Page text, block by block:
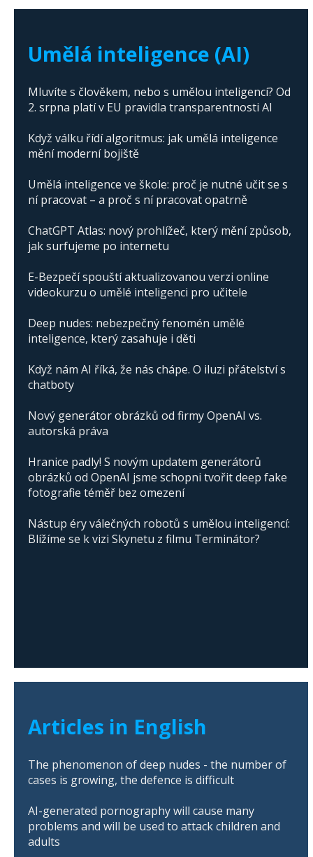
Umělá inteligence (AI)
Mluvíte s člověkem, nebo s umělou inteligencí? Od
2. srpna platí v EU pravidla transparentnosti AI
Když válku řídí algoritmus: jak umělá inteligence
mění moderní bojiště
Umělá inteligence ve škole: proč je nutné učit se s
ní pracovat – a proč s ní pracovat opatrně
ChatGPT Atlas: nový prohlížeč, který mění způsob,
jak surfujeme po internetu
E-Bezpečí spouští aktualizovanou verzi online
videokurzu o umělé inteligenci pro učitele
Deep nudes: nebezpečný fenomén umělé
inteligence, který zasahuje i děti
Když nám AI říká, že nás chápe. O iluzi přátelství s
chatboty
Nový generátor obrázků od firmy OpenAI vs.
autorská práva
Hranice padly! S novým updatem generátorů
obrázků od OpenAI jsme schopni tvořit deep fake
fotografie téměř bez omezení
Nástup éry válečných robotů s umělou inteligencí:
Blížíme se k vizi Skynetu z filmu Terminátor?
Articles in English
The phenomenon of deep nudes - the number of
cases is growing, the defence is difficult
AI-generated pornography will cause many
problems and will be used to attack children and
adults